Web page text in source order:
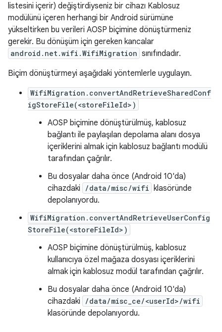
listesini içerir) değiştirdiyseniz bir cihazı Kablosuz
modülünü içeren herhangi bir Android sürümüne
yükseltirken bu verileri AOSP biçimine dönüştürmeniz
gerekir. Bu dönüşüm için gereken kancalar
android.net.wifi.WifiMigration sınıfındadır.
Biçim dönüştürmeyi aşağıdaki yöntemlerle uygulayın.
WifiMigration.convertAndRetrieveSharedConf
igStoreFile(<storeFileId>)
AOSP biçimine dönüştürülmüş, kablosuz
bağlantı ile paylaşılan depolama alanı dosya
içeriklerini almak için kablosuz bağlantı modülü
tarafından çağrılır.
Bu dosyalar daha önce (Android 10'da)
cihazdaki
/data/misc/wifi
klasöründe
depolanıyordu.
WifiMigration.convertAndRetrieveUserConfig
StoreFile(<storeFileId>)
AOSP biçimine dönüştürülmüş, kablosuz
kullanıcıya özel mağaza dosyası içeriklerini
almak için kablosuz modül tarafından çağrılır.
Bu dosyalar daha önce (Android 10'da)
cihazdaki
/data/misc_ce/<userId>/wifi
klasöründe depolanıyordu.